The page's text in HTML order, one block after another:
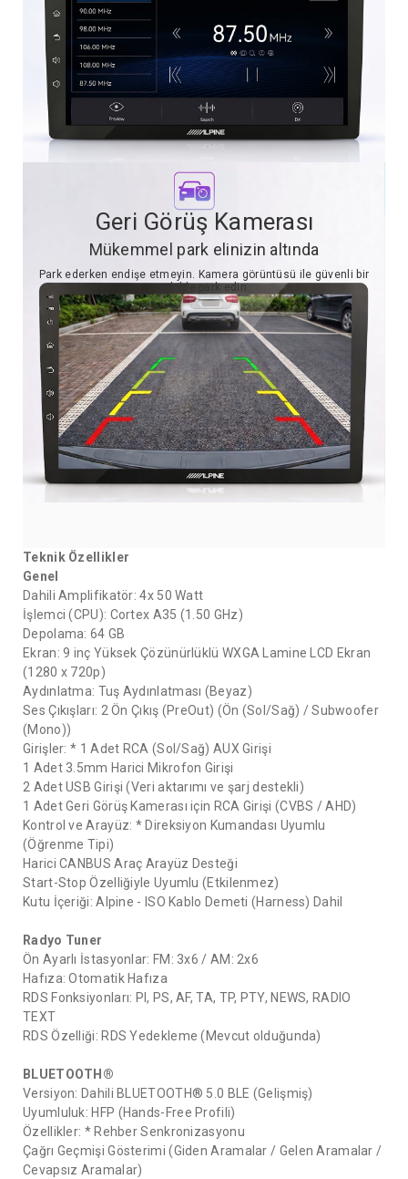
Geri Görüş Kamerası
Mükemmel park elinizin altında
Park ederken endişe etmeyin. Kamera görüntüsü ile güvenli bir
şekilde park edin.
Teknik Özellikler
Genel
Dahili Amplifikatör: 4x 50 Watt
İşlemci (CPU): Cortex A35 (1.50 GHz)
Depolama: 64 GB
Ekran: 9 inç Yüksek Çözünürlüklü WXGA Lamine LCD Ekran
(1280 x 720p)
Aydınlatma: Tuş Aydınlatması (Beyaz)
Ses Çıkışları: 2 Ön Çıkış (PreOut) (Ön (Sol/Sağ) / Subwoofer
(Mono))
Girişler: * 1 Adet RCA (Sol/Sağ) AUX Girişi
1 Adet 3.5mm Harici Mikrofon Girişi
2 Adet USB Girişi (Veri aktarımı ve şarj destekli)
1 Adet Geri Görüş Kamerası için RCA Girişi (CVBS / AHD)
Kontrol ve Arayüz: * Direksiyon Kumandası Uyumlu
(Öğrenme Tipi)
Harici CANBUS Araç Arayüz Desteği
Start-Stop Özelliğiyle Uyumlu (Etkilenmez)
Kutu İçeriği: Alpine - ISO Kablo Demeti (Harness) Dahil
Radyo Tuner
Ön Ayarlı İstasyonlar: FM: 3x6 / AM: 2x6
Hafıza: Otomatik Hafıza
RDS Fonksiyonları: PI, PS, AF, TA, TP, PTY, NEWS, RADIO
TEXT
RDS Özelliği: RDS Yedekleme (Mevcut olduğunda)
BLUETOOTH®
Versiyon: Dahili BLUETOOTH® 5.0 BLE (Gelişmiş)
Uyumluluk: HFP (Hands-Free Profili)
Özellikler: * Rehber Senkronizasyonu
Çağrı Geçmişi Gösterimi (Giden Aramalar / Gelen Aramalar /
Cevapsız Aramalar)